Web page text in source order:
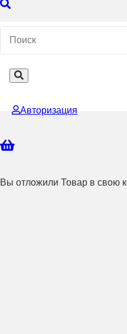
Авторизация
Вы отложили Товар в свою